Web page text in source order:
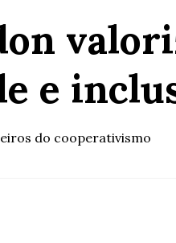
e
do cooperativismo